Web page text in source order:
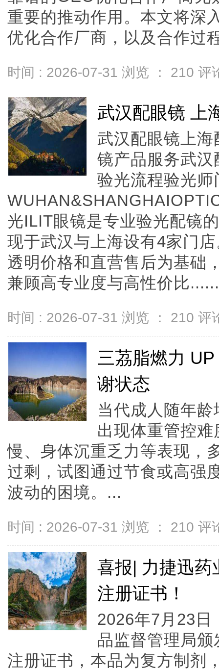
重要的推动作用。本文将深
优化合作厂商，以及合作过
时间 : 2026-07-31 浏览 ： 210 评
武汉配眼镜 上
武汉配眼镜上
镜产品服务武
验光流程验光
光ILIT眼镜是专业验光配镜
现于武汉与上海设有4家门
透明价格和直营售后为基础
兼顾高专业度与高性价比......
时间 : 2026-07-31 浏览 ： 210 评
三茘脂燃力
谢状态
当代成人随年
出现体重管控
慢、身体沉重乏力等表现，
过剩，试图通过节食或高强
波动的困境。...
时间 : 2026-07-31 浏览 ： 210 评
喜报| 力捷迅药
注册证书！
2026年7月23日
品监督管理局
注册证书，本品为复方制剂